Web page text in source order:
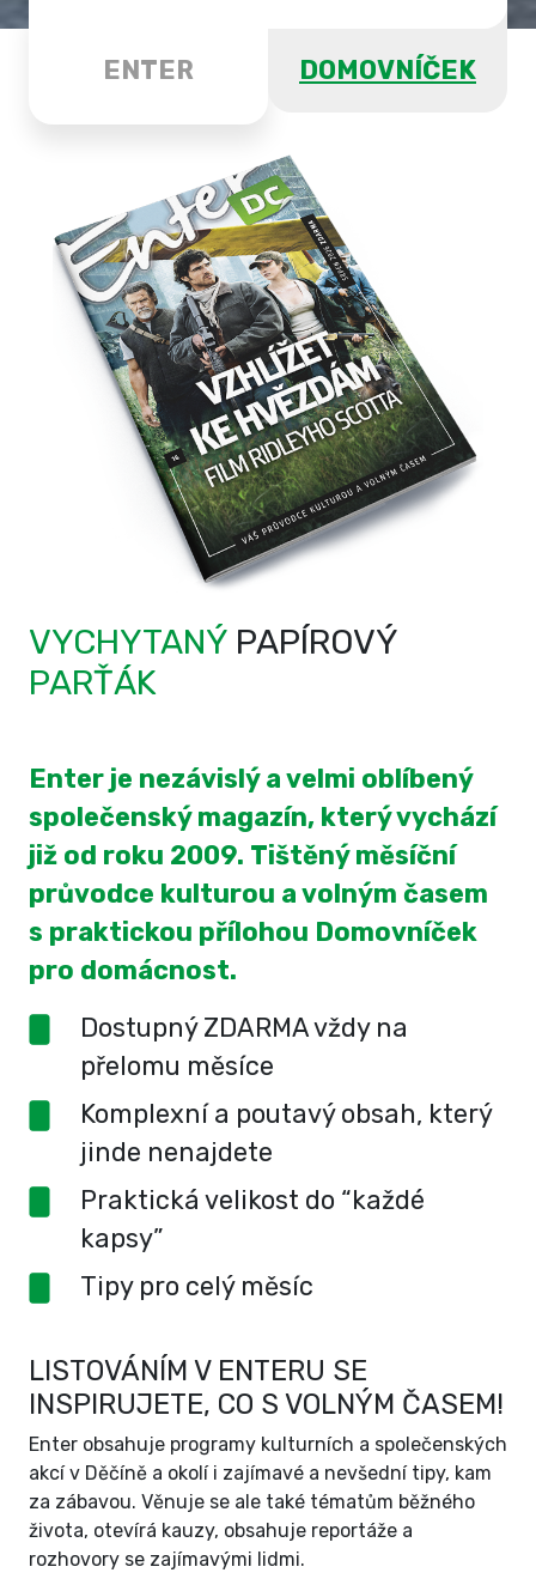
ENTER DOMOVNÍČEK
VYCHYTANÝ PAPÍROVÝ
PARŤÁK
Enter je nezávislý a velmi oblíbený
společenský magazín, který vychází
již od roku 2009. Tištěný měsíční
průvodce kulturou a volným časem
s praktickou přílohou Domovníček
pro domácnost.
Dostupný ZDARMA vždy na
přelomu měsíce
Komplexní a poutavý obsah, který
jinde nenajdete
Praktická velikost do “každé
kapsy”
Tipy pro celý měsíc
LISTOVÁNÍM V ENTERU SE
INSPIRUJETE, CO S VOLNÝM ČASEM!
Enter obsahuje programy kulturních a společenských
akcí v Děčíně a okolí i zajímavé a nevšední tipy, kam
za zábavou. Věnuje se ale také tématům běžného
života, otevírá kauzy, obsahuje reportáže a
rozhovory se zajímavými lidmi.